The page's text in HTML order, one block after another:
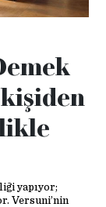
yapıyor;
Versuni’nin